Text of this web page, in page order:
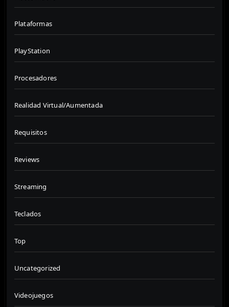
Plataformas
PlayStation
Procesadores
Realidad Virtual/Aumentada
Requisitos
Reviews
Streaming
Teclados
Top
Uncategorized
Videojuegos